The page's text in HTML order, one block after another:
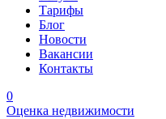
Тарифы
Блог
Новости
Вакансии
Контакты
0
Оценка недвижимости